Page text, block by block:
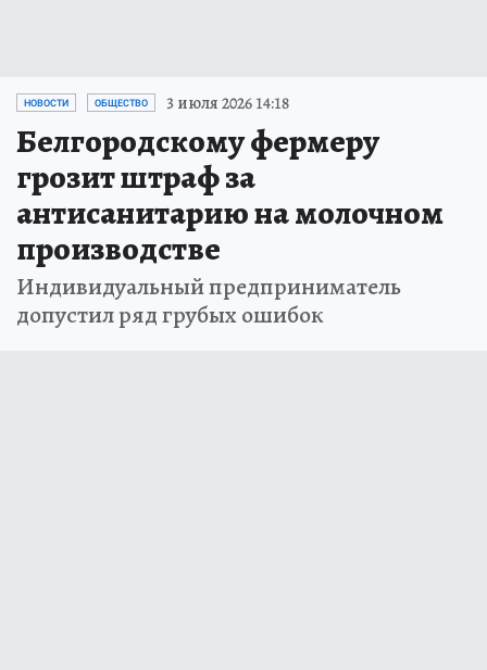
НОВОСТИ ОБЩЕСТВО 3 июля 2026 14:18
Белгородскому фермеру
грозит штраф за
антисанитарию на молочном
производстве
Индивидуальный предприниматель
допустил ряд грубых ошибок